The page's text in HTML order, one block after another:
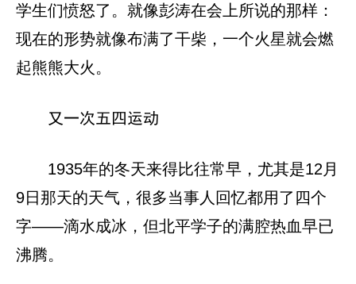
学生们愤怒了。就像彭涛在会上所说的那样：
现在的形势就像布满了干柴，一个火星就会燃
起熊熊大火。
又一次五四运动
1935年的冬天来得比往常早，尤其是12月
9日那天的天气，很多当事人回忆都用了四个
字——滴水成冰，但北平学子的满腔热血早已
沸腾。